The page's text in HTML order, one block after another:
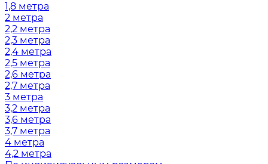
1,8 метра
2 метра
2,2 метра
2,3 метра
2,4 метра
2,5 метра
2,6 метра
2,7 метра
3 метра
3,2 метра
3,6 метра
3,7 метра
4 метра
4,2 метра